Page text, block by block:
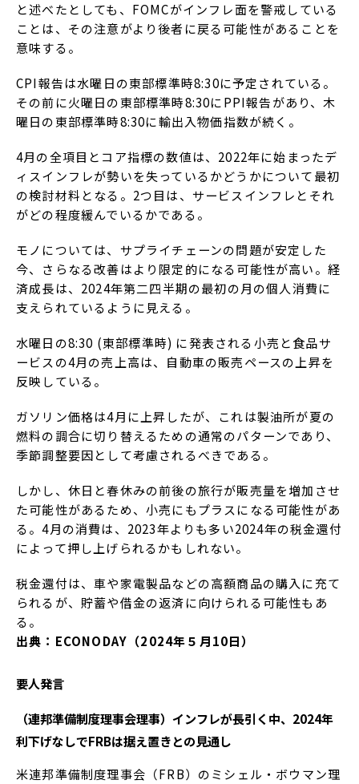
と述べたとしても、FOMCがインフレ面を警戒している
ことは、その注意がより後者に戻る可能性があることを
意味する。
CPI報告は水曜日の東部標準時8:30に予定されている。
その前に火曜日の東部標準時8:30にPPI報告があり、木
曜日の東部標準時8:30に輸出入物価指数が続く。
4月の全項目とコア指標の数値は、2022年に始まったデ
ィスインフレが勢いを失っているかどうかについて最初
の検討材料となる。2つ目は、サービスインフレとそれ
がどの程度緩んでいるかである。
モノについては、サプライチェーンの問題が安定した
今、さらなる改善はより限定的になる可能性が高い。経
済成長は、2024年第二四半期の最初の月の個人消費に
支えられているように見える。
水曜日の8:30 (東部標準時) に発表される小売と食品サ
ービスの4月の売上高は、自動車の販売ペースの上昇を
反映している。
ガソリン価格は4月に上昇したが、これは製油所が夏の
燃料の調合に切り替えるための通常のパターンであり、
季節調整要因として考慮されるべきである。
しかし、休日と春休みの前後の旅行が販売量を増加させ
た可能性があるため、小売にもプラスになる可能性があ
る。4月の消費は、2023年よりも多い2024年の税金還付
によって押し上げられるかもしれない。
税金還付は、車や家電製品などの高額商品の購入に充て
られるが、貯蓄や借金の返済に向けられる可能性もあ
る。
出典：ECONODAY（2024年５月10日）
要人発言
（連邦準備制度理事会理事）インフレが長引く中、2024年
利下げなしでFRBは据え置きとの見通し
米連邦準備制度理事会（FRB）のミシェル・ボウマン理